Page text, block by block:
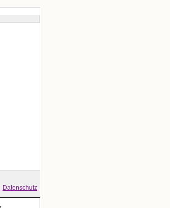
Datenschutz